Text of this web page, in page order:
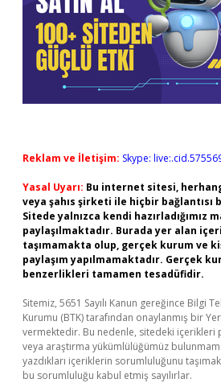
Reklam ve İletişim: Skype:
Yasal Uyarı: Bu internet sitesi,
veya şahıs şirketi ile hiçbir bağlantısı
Sitede yalnızca kendi hazırladığımız
paylaşılmaktadır. Burada yer alan
taşımamakta olup, gerçek kurum ve
paylaşım yapılmamaktadır. Gerçek
benzerlikleri tamamen tesadüfidir.
Sitemiz, 5651 Sayılı Kanun gereğince Bilgi
Kurumu (BTK) tarafından onaylanmış bir
vermektedir. Bu nedenle, sitedeki
veya araştırma yükümlülüğümüz
yazdıkları içeriklerin sorumluluğunu
bu sorumluluğu kabul etmiş sayılırlar.